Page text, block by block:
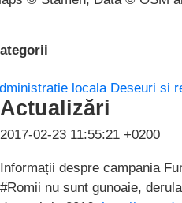
locala Deseuri si
Actualizări
2017-02-23 11:55:21 +0200
Informații despre campania
#Romii nu sunt gunoaie,